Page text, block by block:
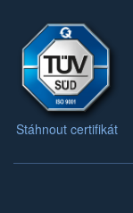
Stáhnout certifikát